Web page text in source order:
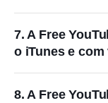
7. A Free
o iTunes e
8. A Free